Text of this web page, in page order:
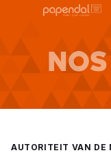
AUTORITEIT VAN DE